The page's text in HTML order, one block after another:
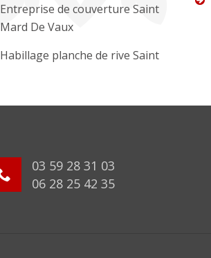
Entreprise de couverture Saint
Mard De Vaux
Habillage planche de rive Saint
03 59 28 31 03
06 28 25 42 35